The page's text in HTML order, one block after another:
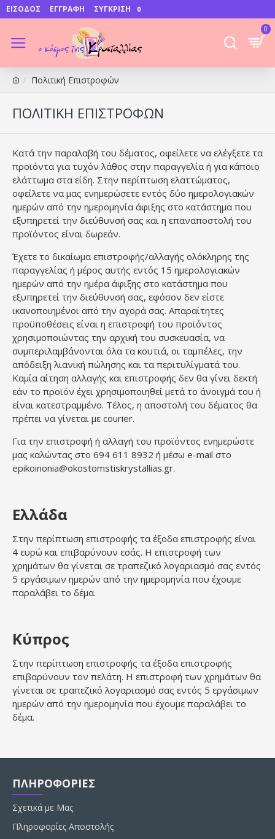
ΕΊΣΟΔΟΣ ΕΓΓΡΑΦΉ ΣΎΓΚΡΙΣΗ 0
0
Πολιτική Επιστροφών
ΠΟΛΙΤΙΚΉ ΕΠΙΣΤΡΟΦΏΝ
Κατά την παραλαβή του δέματος, οφείλετε να ελέγξετε τα
προϊόντα για τυχόν λάθος στην παραγγελία ή για κάποιο
ελάττωμα στα είδη. Στην περίπτωση ελαττώματος,
οφείλετε να μας ενημερώσετε εντός δύο ημερολογιακών
ημερών από την ημερομηνία άφιξης στο κατάστημα που
εξυπηρετεί την διεύθυνσή σας και η επαναποστολή του
προϊόντος είναι δωρεάν.
Έχετε το δικαίωμα επιστροφής/αλλαγής ολόκληρης της
παραγγελίας ή μέρος αυτής εντός 15 ημερολογιακών
ημερών από την ημέρα άφιξης στο κατάστημα που
εξυπηρετεί την διεύθυνσή σας, εφόσον δεν είστε
ικανοποιημένοι από την αγορά σας. Απαραίτητες
προϋποθέσεις είναι η επιστροφή του προϊόντος
χρησιμοποιώντας την αρχική του συσκευασία, να
συμπεριλαμβάνονται όλα τα κουτιά, οι ταμπέλες, την
απόδειξη λιανική πώλησης και τα περιτυλίγματά του.
Καμία αίτηση αλλαγής και επιστροφής δεν θα γίνει δεκτή
εάν το προϊόν έχει χρησιμοποιηθεί μετά το άνοιγμά του ή
είναι κατεστραμμένο. Τέλος, η αποστολή του δέματος θα
πρέπει να γίνεται με courier.
Για την επιστροφή ή αλλαγή του προϊόντος ενημερώστε
μας καλώντας στο 694 611 8932 ή μέσω e-mail στο
epikoinonia@okostomstiskrystallias.gr.
Ελλάδα
Στην περίπτωση επιστροφής τα έξοδα επιστροφής είναι
4 ευρώ και επιβαρύνουν εσάς. Η επιστροφή των
χρημάτων θα γίνεται σε τραπεζικό λογαριασμό σας εντός
5 εργάσιμων ημερών από την ημερομηνία που έχουμε
παραλάβει το δέμα.
Κύπρος
Στην περίπτωση επιστροφής τα έξοδα επιστροφής
επιβαρύνουν τον πελάτη. Η επιστροφή των χρημάτων θα
γίνεται σε τραπεζικό λογαριασμό σας εντός 5 εργάσιμων
ημερών από την ημερομηνία που έχουμε παραλάβει το
δέμα.
ΠΛΗΡΟΦΟΡΙΕΣ
Σχετικά με Μας
Πληροφορίες Αποστολής